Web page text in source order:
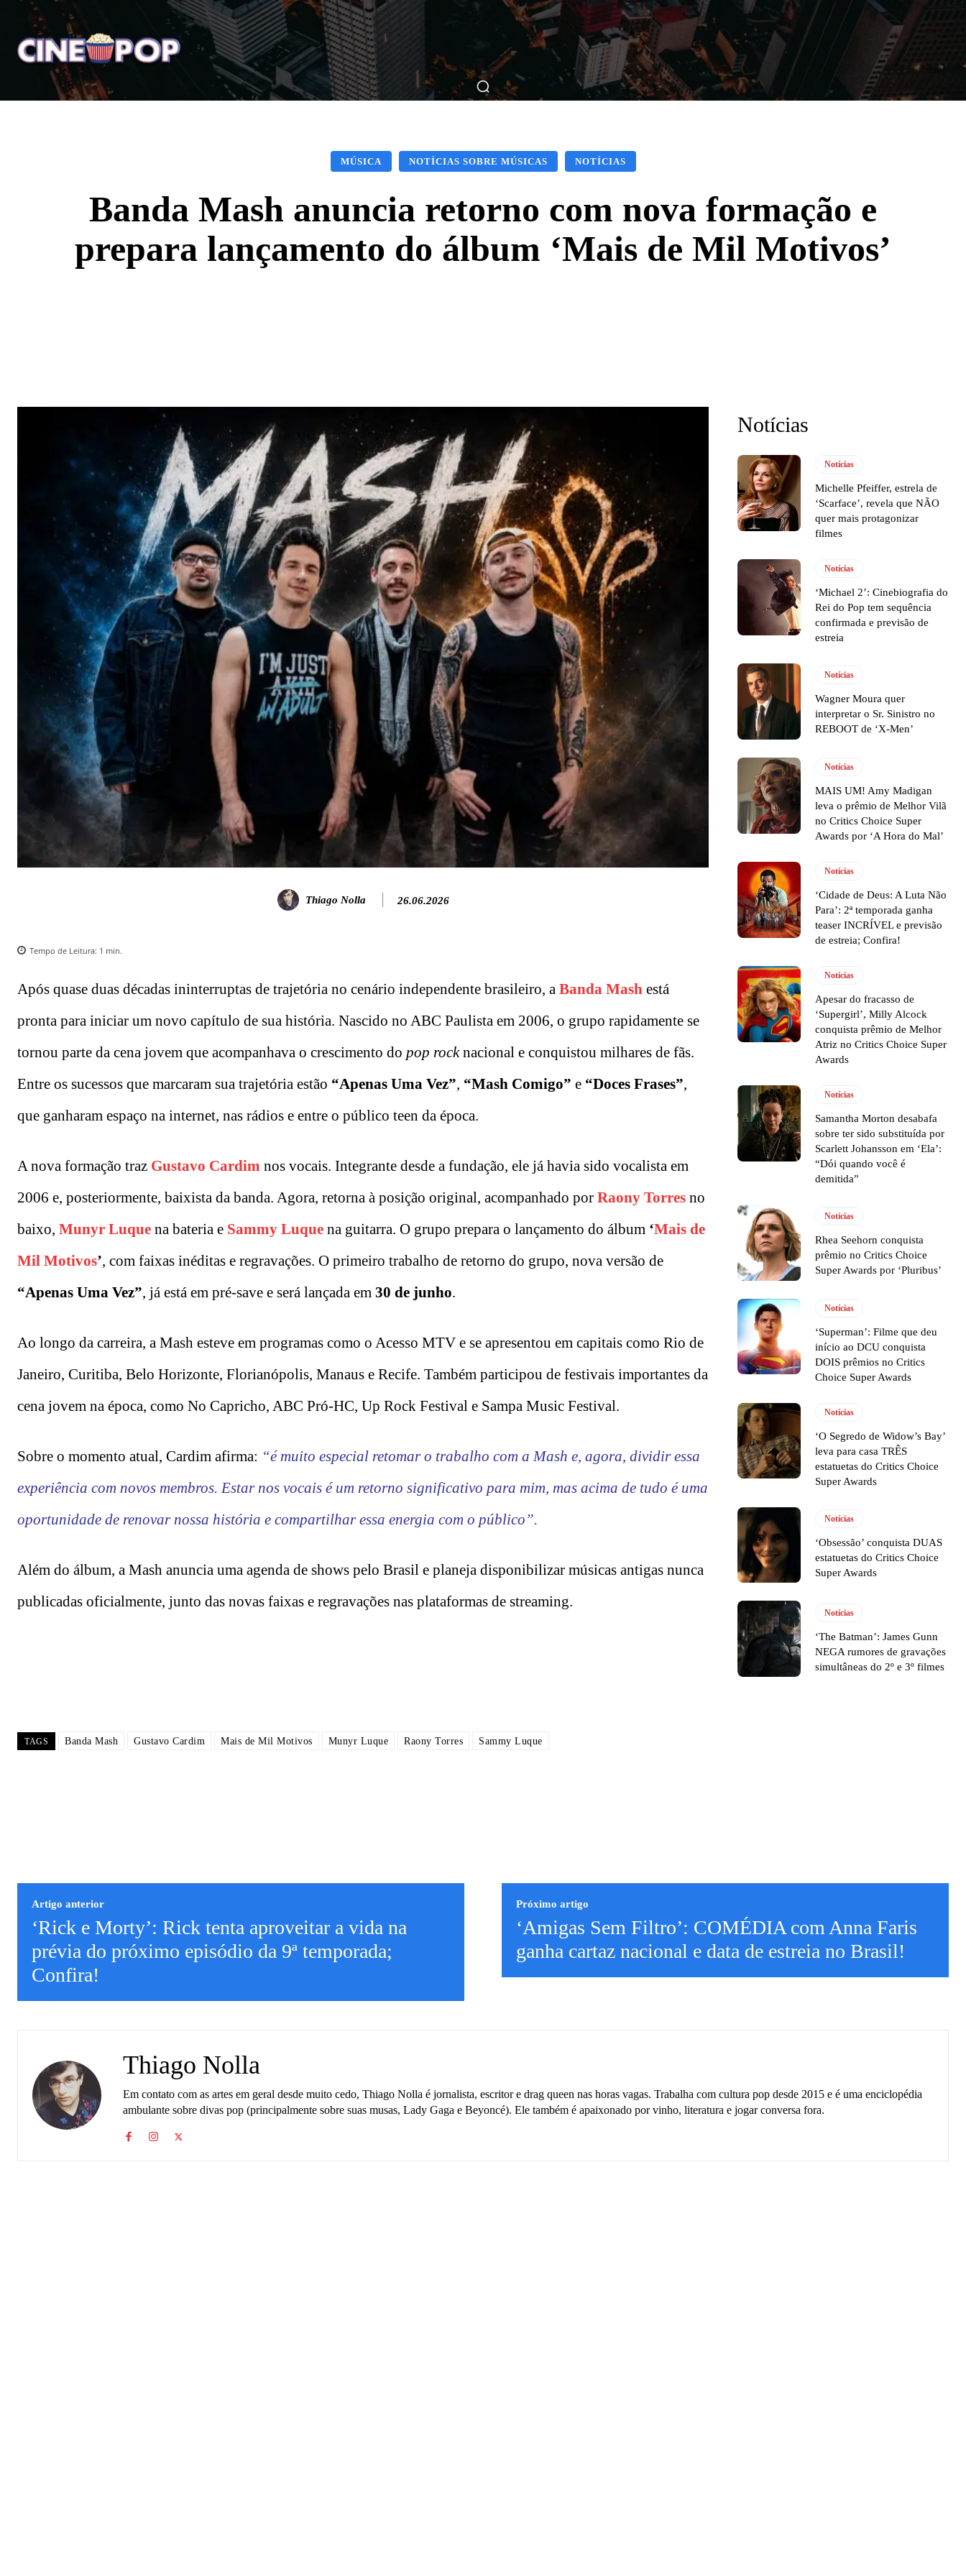
Home Notícias Críticas Breve Nos Cinemas Matérias Nos Cinemas Filmes Séries Música Gênero
MÚSICA NOTÍCIAS SOBRE MÚSICAS NOTÍCIAS
Banda Mash anuncia retorno com nova formação e
prepara lançamento do álbum ‘Mais de Mil Motivos’
Thiago Nolla 26.06.2026
Tempo de Leitura: 1 min.
Após quase duas décadas ininterruptas de trajetória no cenário independente brasileiro, a Banda Mash está
pronta para iniciar um novo capítulo de sua história. Nascido no ABC Paulista em 2006, o grupo rapidamente se
tornou parte da cena jovem que acompanhava o crescimento do pop rocknacional e conquistou milhares de fãs.
Entre os sucessos que marcaram sua trajetória estão “Apenas Uma Vez”, “Mash Comigo” e “Doces Frases”,
que ganharam espaço na internet, nas rádios e entre o público teen da época.
A nova formação traz Gustavo Cardim nos vocais. Integrante desde a fundação, ele já havia sido vocalista em
2006 e, posteriormente, baixista da banda. Agora, retorna à posição original, acompanhado por Raony Torres no
baixo, Munyr Luque na bateria e Sammy Luque na guitarra. O grupo prepara o lançamento do álbum ‘Mais de
Mil Motivos’, com faixas inéditas e regravações. O primeiro trabalho de retorno do grupo, nova versão de
“Apenas Uma Vez”, já está em pré-save e será lançada em 30 de junho.
Ao longo da carreira, a Mash esteve em programas como o Acesso MTV e se apresentou em capitais como Rio de
Janeiro, Curitiba, Belo Horizonte, Florianópolis, Manaus e Recife. Também participou de festivais importantes da
cena jovem na época, como No Capricho, ABC Pró-HC, Up Rock Festival e Sampa Music Festival.
Sobre o momento atual, Cardim afirma: “é muito especial retomar o trabalho com a Mash e, agora, dividir essa
experiência com novos membros. Estar nos vocais é um retorno significativo para mim, mas acima de tudo é uma
oportunidade de renovar nossa história e compartilhar essa energia com o público”.
Além do álbum, a Mash anuncia uma agenda de shows pelo Brasil e planeja disponibilizar músicas antigas nunca
publicadas oficialmente, junto das novas faixas e regravações nas plataformas de streaming.
TAGS Banda Mash Gustavo Cardim Mais de Mil Motivos Munyr Luque Raony Torres Sammy Luque
Notícias
Notícias
Michelle Pfeiffer, estrela de
‘Scarface’, revela que NÃO
quer mais protagonizar
filmes
Notícias
‘Michael 2’: Cinebiografia do
Rei do Pop tem sequência
confirmada e previsão de
estreia
Notícias
Wagner Moura quer
interpretar o Sr. Sinistro no
REBOOT de ‘X-Men’
Notícias
MAIS UM! Amy Madigan
leva o prêmio de Melhor Vilã
no Critics Choice Super
Awards por ‘A Hora do Mal’
Notícias
‘Cidade de Deus: A Luta Não
Para’: 2ª temporada ganha
teaser INCRÍVEL e previsão
de estreia; Confira!
Notícias
Apesar do fracasso de
‘Supergirl’, Milly Alcock
conquista prêmio de Melhor
Atriz no Critics Choice Super
Awards
Notícias
Samantha Morton desabafa
sobre ter sido substituída por
Scarlett Johansson em ‘Ela’:
“Dói quando você é
demitida”
Notícias
Rhea Seehorn conquista
prêmio no Critics Choice
Super Awards por ‘Pluribus’
Notícias
‘Superman’: Filme que deu
início ao DCU conquista
DOIS prêmios no Critics
Choice Super Awards
Notícias
‘O Segredo de Widow’s Bay’
leva para casa TRÊS
estatuetas do Critics Choice
Super Awards
Notícias
‘Obsessão’ conquista DUAS
estatuetas do Critics Choice
Super Awards
Notícias
‘The Batman’: James Gunn
NEGA rumores de gravações
simultâneas do 2º e 3º filmes
Artigo anterior
‘Rick e Morty’: Rick tenta aproveitar a vida na
prévia do próximo episódio da 9ª temporada;
Confira!
Próximo artigo
‘Amigas Sem Filtro’: COMÉDIA com Anna Faris
ganha cartaz nacional e data de estreia no Brasil!
Thiago Nolla
Em contato com as artes em geral desde muito cedo, Thiago Nolla é jornalista, escritor e drag queen nas horas vagas. Trabalha com cultura pop desde 2015 e é uma enciclopédia
ambulante sobre divas pop (principalmente sobre suas musas, Lady Gaga e Beyoncé). Ele também é apaixonado por vinho, literatura e jogar conversa fora.